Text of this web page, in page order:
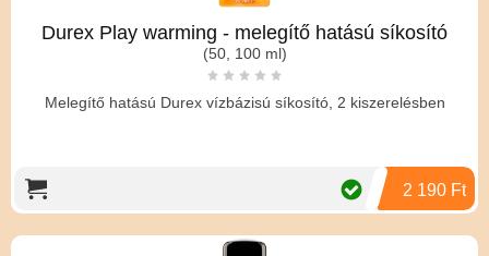
Durex Play warming - melegítő hatású síkosító
(50, 100 ml)
Melegítő hatású Durex vízbázisú síkosító, 2 kiszerelésben
2 190 Ft